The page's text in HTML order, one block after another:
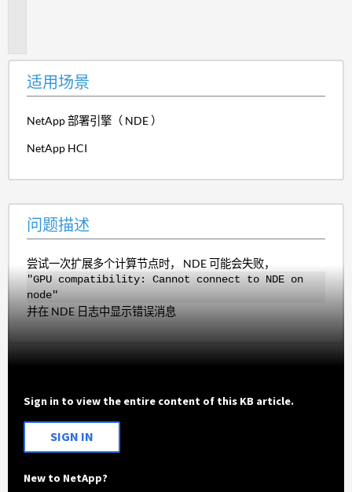
适用场景
NetApp 部署引擎（ NDE ）
NetApp HCI
问题描述
尝试一次扩展多个计算节点时， NDE 可能会失败，
"GPU compatibility: Cannot connect to NDE on
node"
并在 NDE 日志中显示错误消息
Sign in to view the entire content of this KB article.
SIGN IN
New to NetApp?